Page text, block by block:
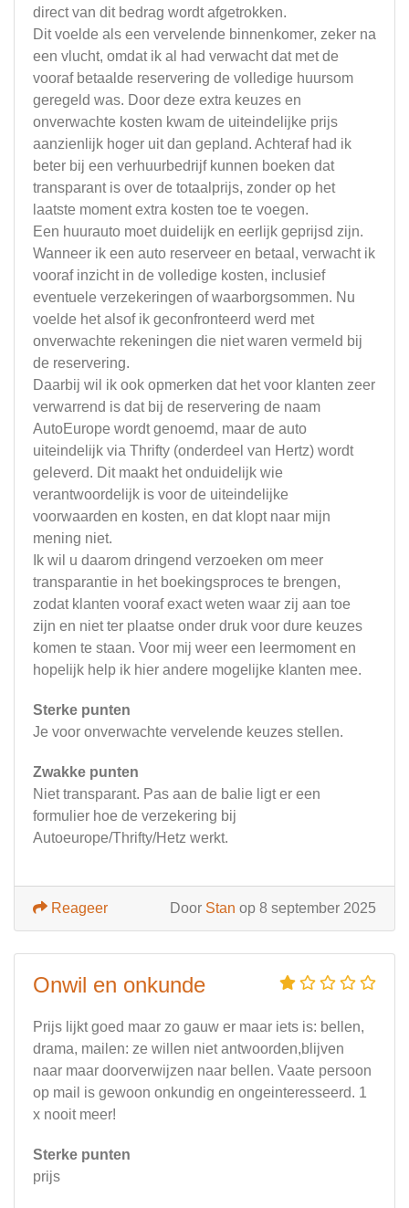
direct van dit bedrag wordt afgetrokken.
Dit voelde als een vervelende binnenkomer, zeker na
een vlucht, omdat ik al had verwacht dat met de
vooraf betaalde reservering de volledige huursom
geregeld was. Door deze extra keuzes en
onverwachte kosten kwam de uiteindelijke prijs
aanzienlijk hoger uit dan gepland. Achteraf had ik
beter bij een verhuurbedrijf kunnen boeken dat
transparant is over de totaalprijs, zonder op het
laatste moment extra kosten toe te voegen.
Een huurauto moet duidelijk en eerlijk geprijsd zijn.
Wanneer ik een auto reserveer en betaal, verwacht ik
vooraf inzicht in de volledige kosten, inclusief
eventuele verzekeringen of waarborgsommen. Nu
voelde het alsof ik geconfronteerd werd met
onverwachte rekeningen die niet waren vermeld bij
de reservering.
Daarbij wil ik ook opmerken dat het voor klanten zeer
verwarrend is dat bij de reservering de naam
AutoEurope wordt genoemd, maar de auto
uiteindelijk via Thrifty (onderdeel van Hertz) wordt
geleverd. Dit maakt het onduidelijk wie
verantwoordelijk is voor de uiteindelijke
voorwaarden en kosten, en dat klopt naar mijn
mening niet.
Ik wil u daarom dringend verzoeken om meer
transparantie in het boekingsproces te brengen,
zodat klanten vooraf exact weten waar zij aan toe
zijn en niet ter plaatse onder druk voor dure keuzes
komen te staan. Voor mij weer een leermoment en
hopelijk help ik hier andere mogelijke klanten mee.
Sterke punten
Je voor onverwachte vervelende keuzes stellen.
Zwakke punten
Niet transparant. Pas aan de balie ligt er een
formulier hoe de verzekering bij
Autoeurope/Thrifty/Hetz werkt.
Door Stan op 8 september 2025
Reageer
Onwil en onkunde
Prijs lijkt goed maar zo gauw er maar iets is: bellen,
drama, mailen: ze willen niet antwoorden,blijven
naar maar doorverwijzen naar bellen. Vaate persoon
op mail is gewoon onkundig en ongeinteresseerd. 1
x nooit meer!
Sterke punten
prijs